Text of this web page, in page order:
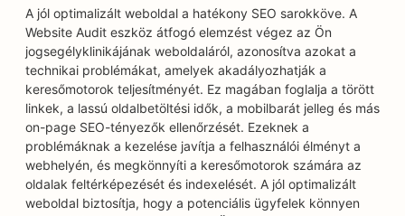
A jól optimalizált weboldal a hatékony SEO sarokköve. A
Website Audit eszköz átfogó elemzést végez az Ön
jogsegélyklinikájának weboldaláról, azonosítva azokat a
technikai problémákat, amelyek akadályozhatják a
keresőmotorok teljesítményét. Ez magában foglalja a törött
linkek, a lassú oldalbetöltési idők, a mobilbarát jelleg és más
on-page SEO-tényezők ellenőrzését. Ezeknek a
problémáknak a kezelése javítja a felhasználói élményt a
webhelyén, és megkönnyíti a keresőmotorok számára az
oldalak feltérképezését és indexelését. A jól optimalizált
weboldal biztosítja, hogy a potenciális ügyfelek könnyen